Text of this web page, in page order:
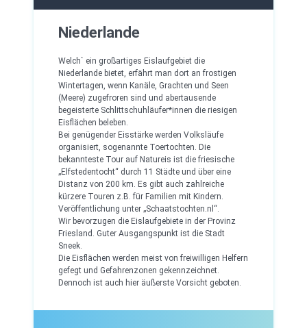
Niederlande
Welch` ein großartiges Eislaufgebiet die
Niederlande bietet, erfährt man dort an frostigen
Wintertagen, wenn Kanäle, Grachten und Seen
(Meere) zugefroren sind und abertausende
begeisterte Schlittschuhläufer*innen die riesigen
Eisflächen beleben.
Bei genügender Eisstärke werden Volksläufe
organisiert, sogenannte Toertochten. Die
bekannteste Tour auf Natureis ist die friesische
„Elfstedentocht“ durch 11 Städte und über eine
Distanz von 200 km. Es gibt auch zahlreiche
kürzere Touren z.B. für Familien mit Kindern.
Veröffentlichung unter „Schaatstochten.nl“.
Wir bevorzugen die Eislaufgebiete in der Provinz
Friesland. Guter Ausgangspunkt ist die Stadt
Sneek.
Die Eisflächen werden meist von freiwilligen Helfern
gefegt und Gefahrenzonen gekennzeichnet.
Dennoch ist auch hier äußerste Vorsicht geboten.